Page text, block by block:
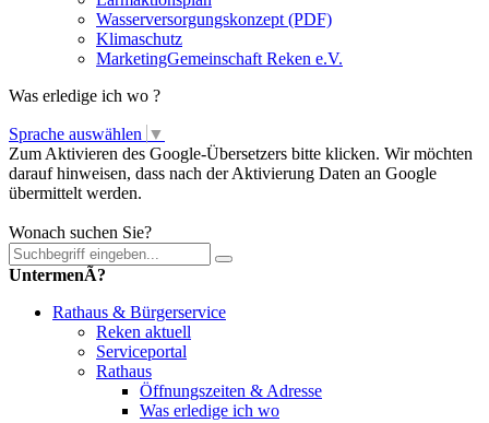
Wasserversorgungskonzept (PDF)
Klimaschutz
MarketingGemeinschaft Reken e.V.
Was erledige ich wo ?
Sprache auswählen ▼
Zum Aktivieren des Google-Übersetzers bitte klicken. Wir möchten
darauf hinweisen, dass nach der Aktivierung Daten an Google
übermittelt werden.
Wonach suchen Sie?
UntermenÃ?
Rathaus & Bürgerservice
Reken aktuell
Serviceportal
Rathaus
Öffnungszeiten & Adresse
Was erledige ich wo